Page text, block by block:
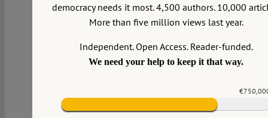
diejenigen, die seit Jahren jeden Reserve-Posten
aus der Medizin herauswirtschaften und jegliche
herausgepresst haben, die uns in den
Krankenhäusern seit 2 Jahrzehnten routinemäßig
democracy needs it most. 4,500 authors. 10,000
More than five million views last year.
Independent. Open Access. Reader-funded.
We need your help to keep it that way.